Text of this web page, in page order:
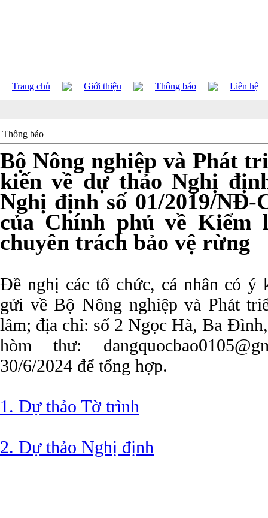
Trang chủ Giới thiệu Thông báo Liên hệ
Thông báo
Bộ Nông nghiệp và Phát
kiến về dự thảo Nghị
Nghị định số 01/2019/NĐ-
của Chính phủ về Kiểm
chuyên trách bảo vệ rừng
Đề nghị các tổ chức, cá nhân có ý
gửi về Bộ Nông nghiệp và Phát
lâm; địa chỉ: số 2 Ngọc Hà, Ba
hòm thư:
30/6/2024 để tổng hợp.
1. Dự thảo Tờ trình
2. Dự thảo Nghị định